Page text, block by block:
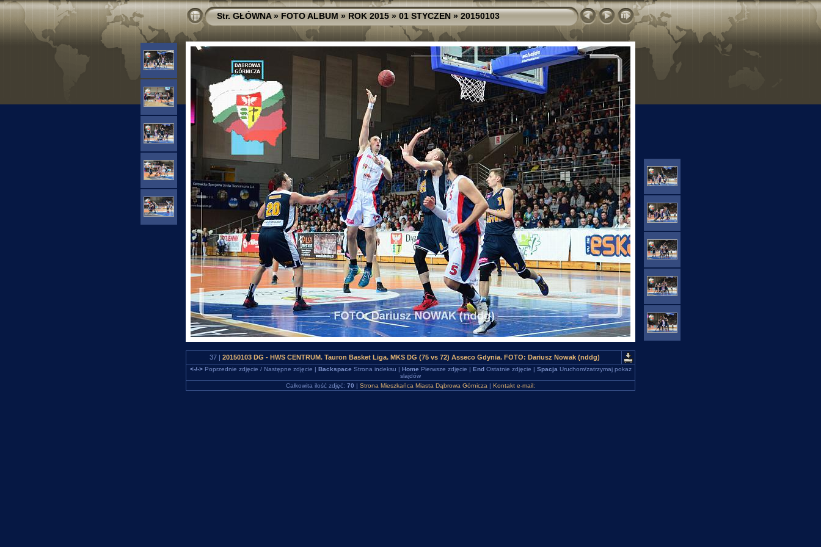
Str. GŁÓWNA»FOTO ALBUM»ROK 2015»01 STYCZEN»20150103
37 | 20150103 DG - HWS CENTRUM. Tauron Basket Liga. MKS DG (75 vs 72) Asseco Gdynia. FOTO: Dariusz Nowak (nddg)
<-/->Poprzednie zdjęcie / Następne zdjęcie | Backspace Strona indeksu | Home Pierwsze zdjęcie | EndOstatnie zdjęcie | Spacja Uruchom/zatrzymaj pokaz
slajdów
Całkowita ilość zdjęć: 70 | Strona Mieszkańca Miasta Dąbrowa Górnicza | Kontakt e-mail: